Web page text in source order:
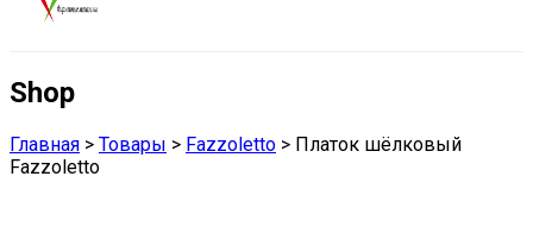
Shop
Главная > Товары > Fazzoletto > Платок шёлковый
Fazzoletto